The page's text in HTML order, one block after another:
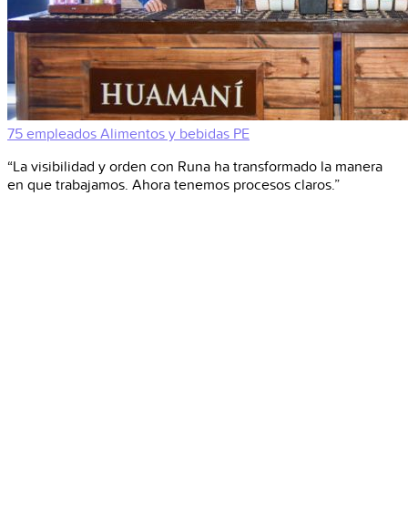
75 empleados Alimentos y bebidas PE
“La visibilidad y orden con Runa ha transformado la manera
en que trabajamos. Ahora tenemos procesos claros.”